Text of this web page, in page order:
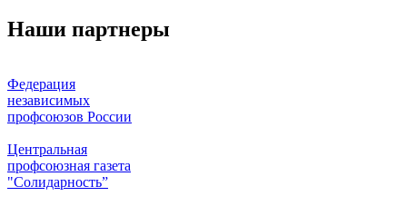
Наши партнеры
Федерация
независимых
профсоюзов России
Центральная
профсоюзная газета
"Солидарность”